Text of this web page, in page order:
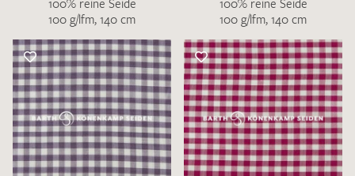
100% reine Seide
100 g/lfm, 140 cm
100% reine Seide
100 g/lfm, 140 cm